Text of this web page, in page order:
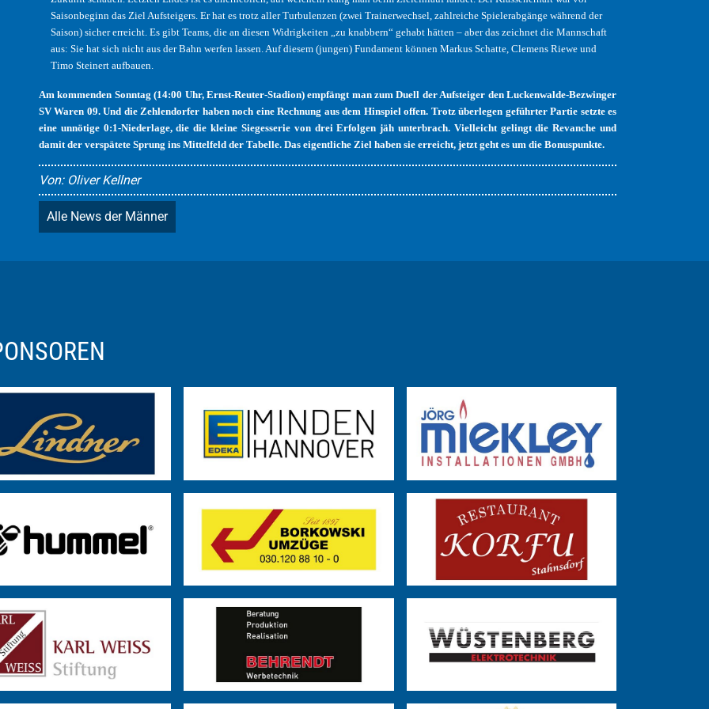
Saisonbeginn das Ziel Aufsteigers. Er hat es trotz aller Turbulenzen (zwei Trainerwechsel, zahlreiche Spielerabgänge während der
Saison) sicher erreicht. Es gibt Teams, die an diesen Widrigkeiten „zu knabbern“ gehabt hätten – aber das zeichnet die Mannschaft
aus: Sie hat sich nicht aus der Bahn werfen lassen. Auf diesem (jungen) Fundament können Markus Schatte, Clemens Riewe und
Timo Steinert aufbauen.
Am kommenden Sonntag (14:00 Uhr, Ernst-Reuter-Stadion) empfängt man zum Duell der Aufsteiger den Luckenwalde-Bezwinger
SV Waren 09. Und die Zehlendorfer haben noch eine Rechnung aus dem Hinspiel offen. Trotz überlegen geführter Partie setzte es
eine unnötige 0:1-Niederlage, die die kleine Siegesserie von drei Erfolgen jäh unterbrach. Vielleicht gelingt die Revanche und
damit der verspätete Sprung ins Mittelfeld der Tabelle. Das eigentliche Ziel haben sie erreicht, jetzt geht es um die Bonuspunkte.
Von: Oliver Kellner
Alle News der Männer